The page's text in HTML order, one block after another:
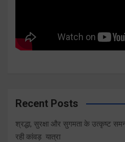
Recent Posts
श्रद्धा, सुरक्षा और सुगमता के उत्कृष्ट
रही कांवड़ यात्रा